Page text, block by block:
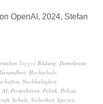
OpenAI, 2024, Stefan
Tagged Bildung, Demokratie,
Gesundheit, Hochschule,
, Nachhaltigkeit,
AI, Perspektiven, Politik, Polizei,
, Schule, Sicherheit, Spezies,